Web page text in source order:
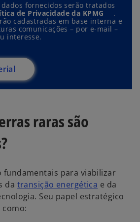
fornecidos serão tratados
de Privacidade da KPMG
.
cadastradas em base interna e
comunicações – por e-mail –
interesse.
raras são
fundamentais para viabilizar
da transição energética e da
Seu papel estratégico